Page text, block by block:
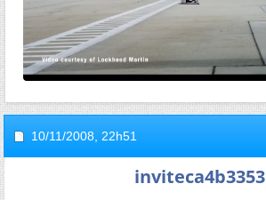
10/11/2008, 22h51
inviteca4b3353